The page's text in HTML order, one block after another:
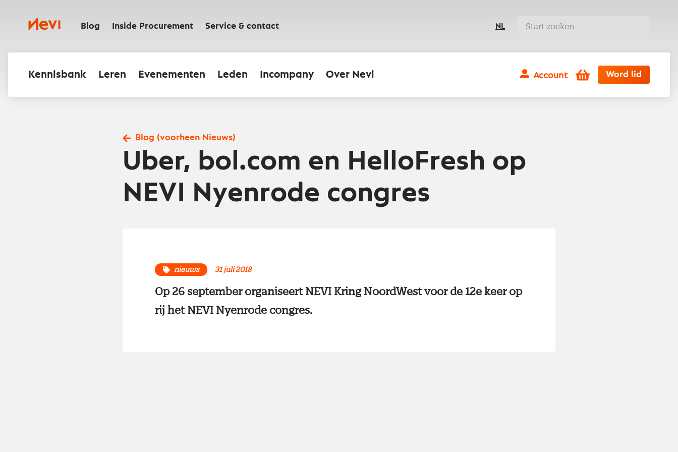
inhoudNevi Blog Inside Procurement Service & contact NL
Kennisbank Leren Evenementen Leden Incompany Over Nevi Account Winkelwagen
Word lid
Blog (voorheen Nieuws)
Uber, bol.com en HelloFresh op
NEVI Nyenrode congres
nieuws 31 juli 2018
Op 26 september organiseert NEVI Kring NoordWest voor de 12e keer op
rij het NEVI Nyenrode congres.